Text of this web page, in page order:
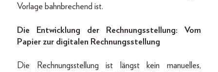
Vorlage bahnbrechend ist.
Die Entwicklung der Rechnungsstellung: Vom
Papier zur digitalen Rechnungsstellung
Die Rechnungsstellung ist längst kein manuelles,